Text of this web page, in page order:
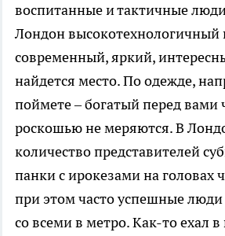
воспитанные и тактичные
Лондон высокотехнологичный
современный, яркий,
найдется место. По одежде,
поймете – богатый перед вами
роскошью не меряются. В
количество представителей
панки с ирокезами на головах
при этом часто успешные люди
со всеми в метро. Как-то ехал в